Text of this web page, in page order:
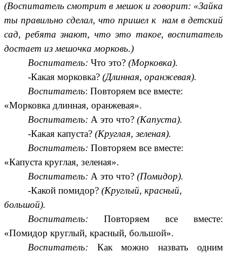
(Воспитатель смотрит в мешок и говорит: «Зайка
ты правильно сделал, что пришел к нам в детский
сад, ребята знают, что это такое, воспитатель
достает из мешочка морковь.)
Воспитатель:Что это?(Морковка).
-Какая морковка?(Длинная, оранжевая).
Воспитатель: Повторяем все вместе:
«Морковка длинная, оранжевая».
Воспитатель: А это что?(Капуста).
-Какая капуста?(Круглая, зеленая).
Воспитатель: Повторяем все вместе:
«Капуста круглая, зеленая».
Воспитатель: А это что?(Помидор).
-Какой помидор?(Круглый, красный,
большой).
Воспитатель: Повторяем все вместе:
«Помидор круглый, красный, большой».
Воспитатель: Как можно назвать одним